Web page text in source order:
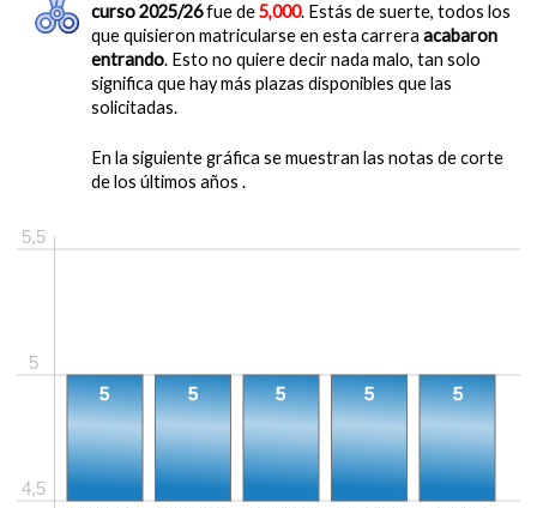
curso 2025/26fue de5,000. Estás de suerte, todos los
que quisieron matricularse en esta carrera acabaron
entrando. Esto no quiere decir nada malo, tan solo
significa que hay más plazas disponibles que las
solicitadas.
En la siguiente gráfica se muestran las notas de corte
de los últimos años .
5,5
4,5
5
5
5 5 5 5